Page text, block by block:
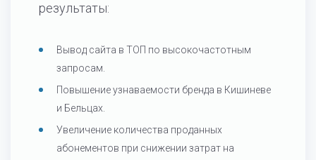
результаты:
Вывод сайта в ТОП по высокочастотным
запросам.
Повышение узнаваемости бренда в Кишиневе
и Бельцах.
Увеличение количества проданных
абонементов при снижении затрат на